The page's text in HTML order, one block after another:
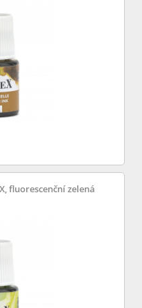
fluorescenční zelená